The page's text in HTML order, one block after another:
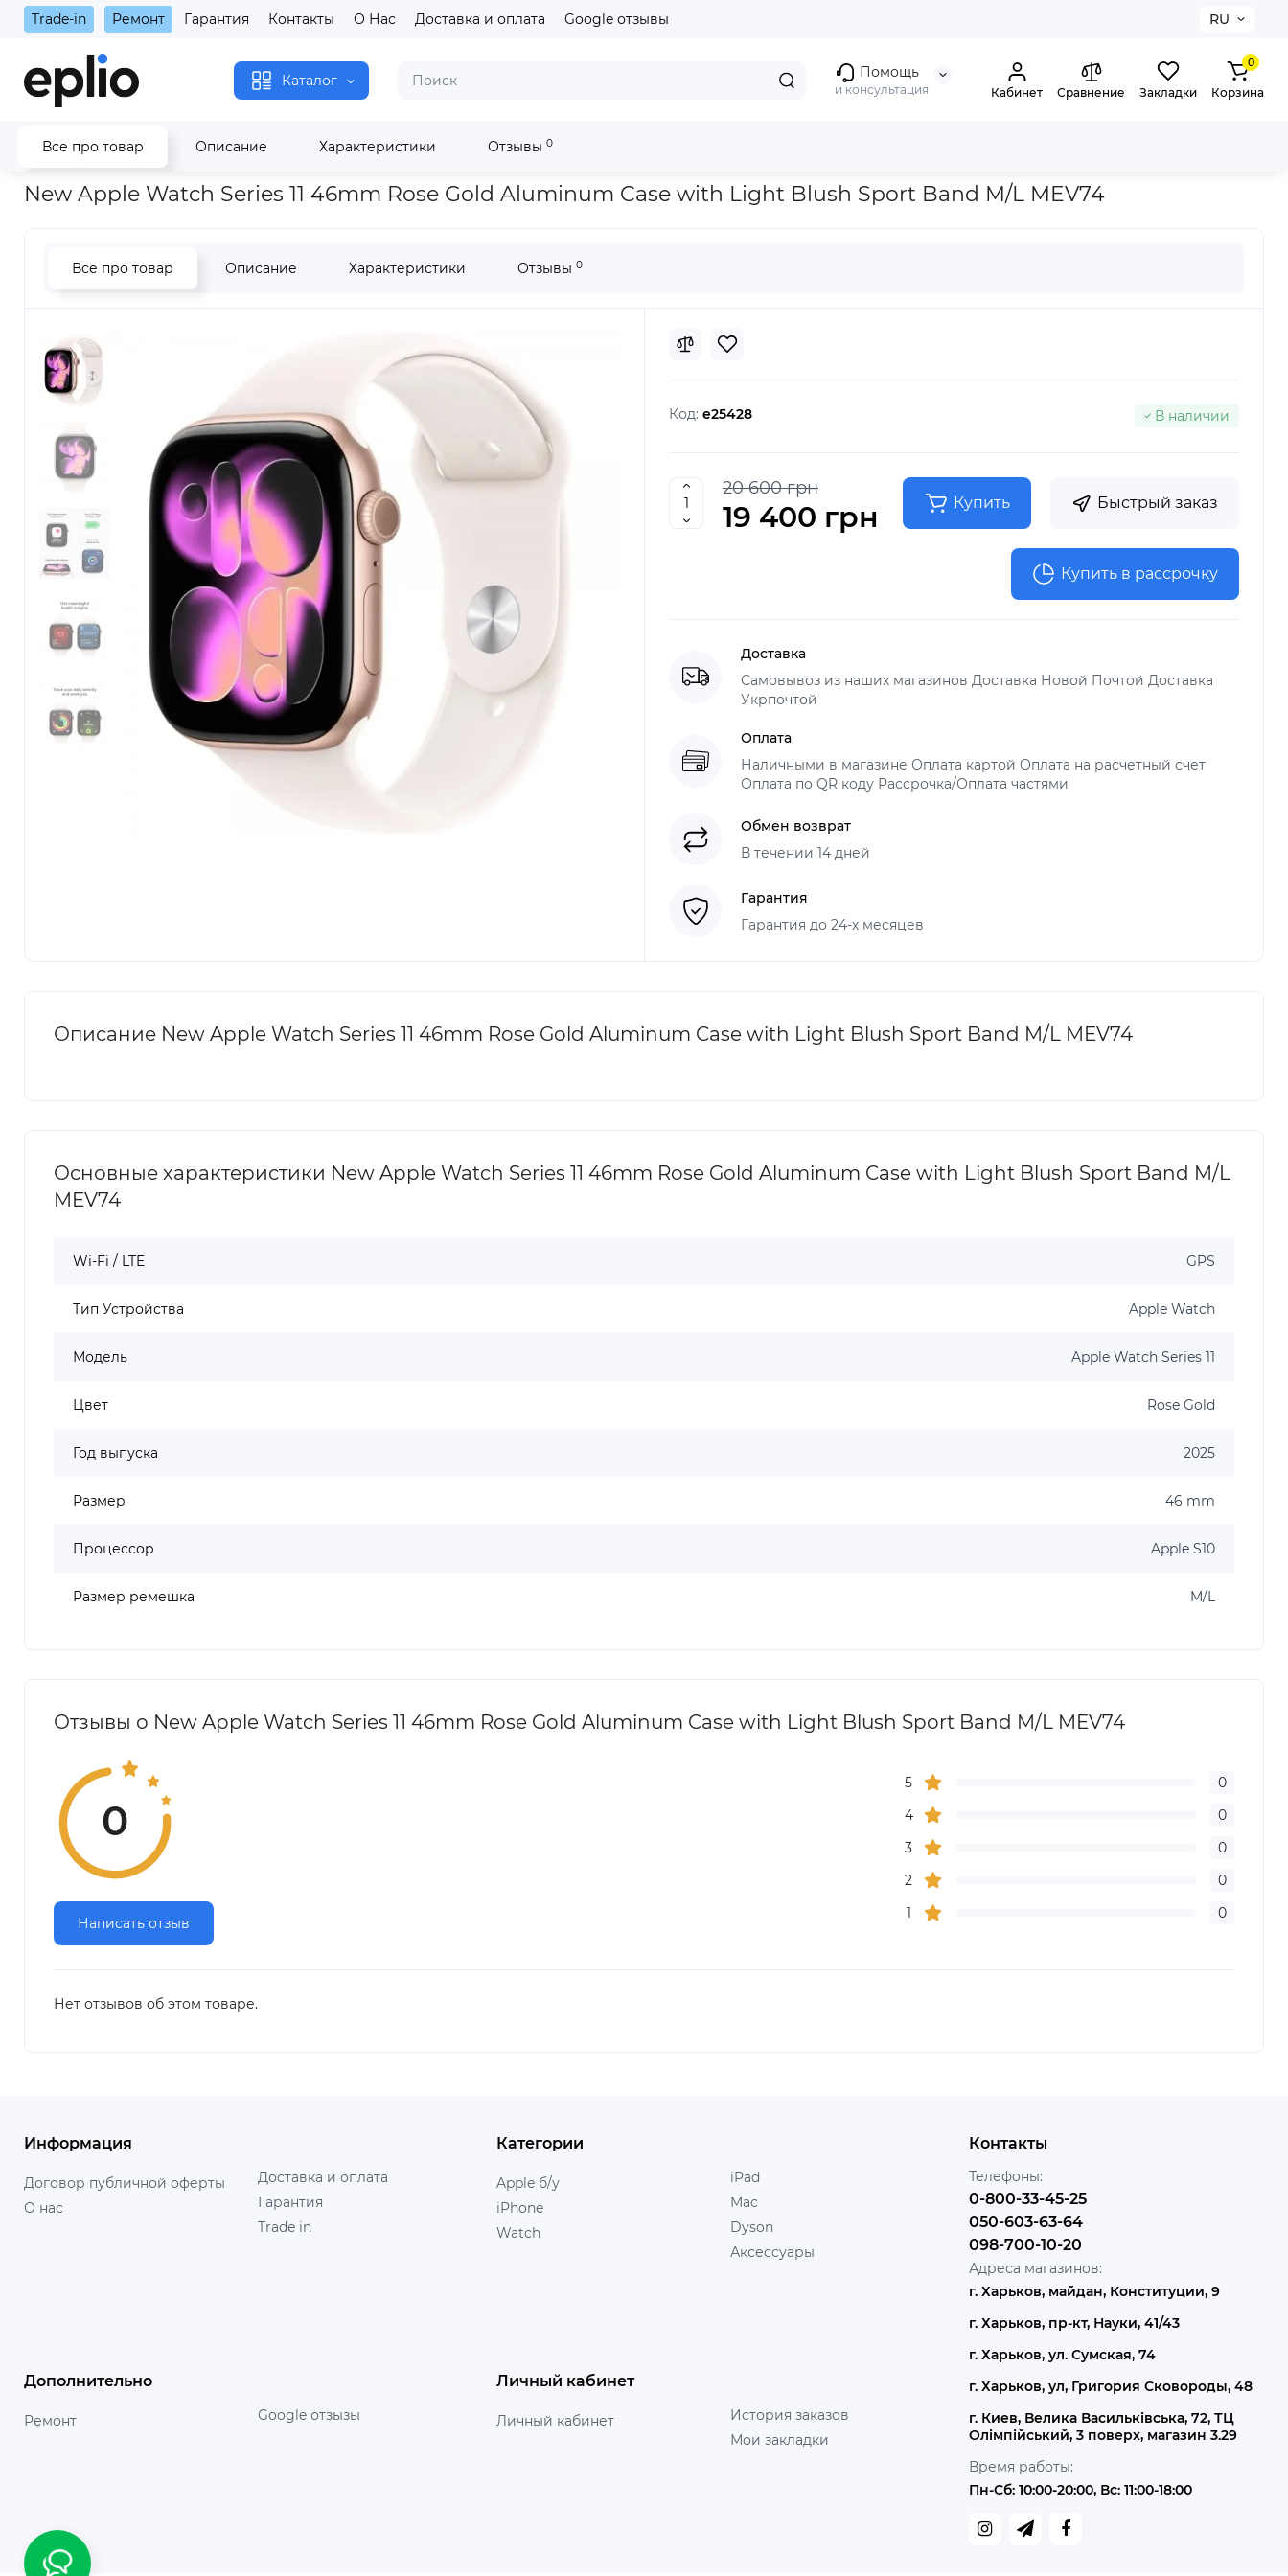
Trade-in Ремонт Гарантия Контакты О Нас Доставка и оплата Google отзывы RU
Каталог Помощь
и консультация Кабинет Сравнение Закладки
0
Корзина
Все про товар Описание Характеристики Отзывы 0
Главная New Apple Watch Series 11 46mm Rose Gold Aluminum Case with Light Blush Sport Band M/L MEV74
New Apple Watch Series 11 46mm Rose Gold Aluminum Case with Light Blush Sport Band M/L MEV74
Все про товар Описание Характеристики Отзывы 0
Код: e25428 В наличии
20 600 грн
19 400 грн Купить Быстрый заказ
Купить в рассрочку
Доставка
Самовывоз из наших магазинов Доставка Новой Почтой Доставка
Укрпочтой
Оплата
Наличными в магазине Оплата картой Оплата на расчетный счет
Оплата по QR коду Рассрочка/Оплата частями
Обмен возврат
В течении 14 дней
Гарантия
Гарантия до 24-х месяцев
Описание New Apple Watch Series 11 46mm Rose Gold Aluminum Case with Light Blush Sport Band M/L MEV74
Основные характеристики New Apple Watch Series 11 46mm Rose Gold Aluminum Case with Light Blush Sport Band M/L
MEV74
Wi-Fi / LTE GPS
Тип Устройства Apple Watch
Модель Apple Watch Series 11
Цвет Rose Gold
Год выпуска 2025
Размер 46 mm
Процессор Apple S10
Размер ремешка M/L
Отзывы о New Apple Watch Series 11 46mm Rose Gold Aluminum Case with Light Blush Sport Band M/L MEV74
0
Написать отзыв
5
0
4
0
3
0
2
0
1
0
Нет отзывов об этом товаре.
Информация
Договор публичной оферты
О нас
Доставка и оплата
Гарантия
Trade in
Категории
Apple б/у
iPhone
Watch
iPad
Mac
Dyson
Аксессуары
Дополнительно
Ремонт Google отзызы
Личный кабинет
Личный кабинет
История заказов
Мои закладки
Контакты
Телефоны:
0-800-33-45-25
050-603-63-64
098-700-10-20
Адреса магазинов:
г. Харьков, майдан, Конституции, 9
г. Харьков, пр-кт, Науки, 41/43
г. Харьков, ул. Сумская, 74
г. Харьков, ул, Григория Сковороды, 48
г. Киев, Велика Васильківська, 72, ТЦ
Олімпійський, 3 поверх, магазин 3.29
Время работы:
Пн-Сб: 10:00-20:00, Вс: 11:00-18:00